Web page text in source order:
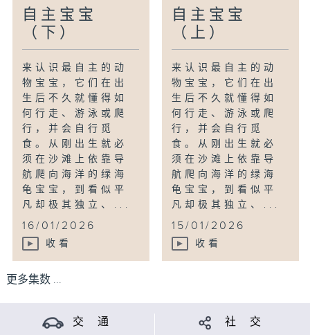
自主宝宝
（下）
来认识最自主的动
物宝宝，它们在出
生后不久就懂得如
何行走、游泳或爬
行，并会自行觅
食。从刚出生就必
须在沙滩上依靠导
航爬向海洋的绿海
龟宝宝，到看似平
凡却极其独立、...
16/01/2026
收看
自主宝宝
（上）
来认识最自主的动
物宝宝，它们在出
生后不久就懂得如
何行走、游泳或爬
行，并会自行觅
食。从刚出生就必
须在沙滩上依靠导
航爬向海洋的绿海
龟宝宝，到看似平
凡却极其独立、...
15/01/2026
收看
更多集数 ...
交 通 社 交